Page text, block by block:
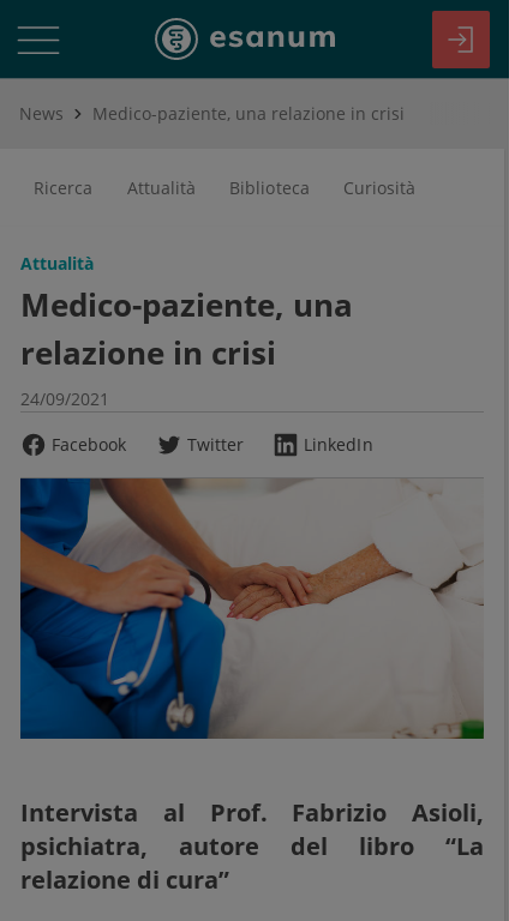
News Medico-paziente, una relazione in crisi
Ricerca Attualità Biblioteca Curiosità
Attualità
Medico-paziente, una
relazione in crisi
24/09/2021
Facebook
Twitter LinkedIn
Intervista al Prof. Fabrizio Asioli,
psichiatra, autore del libro “La
relazione di cura”